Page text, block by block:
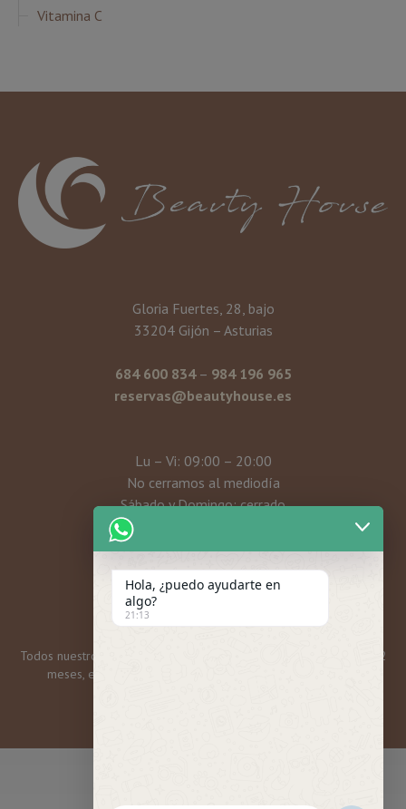
Vitamina C
Gloria Fuertes, 28, bajo
33204 Gijón – Asturias
684 600 834– 984 196 965
reservas@beautyhouse.es
Lu – Vi: 09:00 – 20:00
No cerramos al mediodía
Sábado y Domingo: cerrado
Mi cuenta
Todos nuestros bonos y tarjetas regalo tienen una caducidad de 12
meses, excepto las promos mensuales, que son 6 meses.
Hola, ¿puedo ayudarte en
algo?
21:13